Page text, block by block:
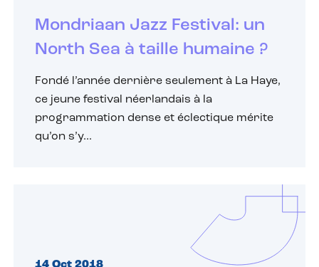
Mondriaan Jazz Festival: un
North Sea à taille humaine ?
Fondé l’année dernière seulement à La Haye,
ce jeune festival néerlandais à la
programmation dense et éclectique mérite
qu’on s’y...